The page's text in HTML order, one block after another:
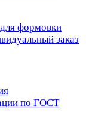
формовки
заказ
по ГОСТ